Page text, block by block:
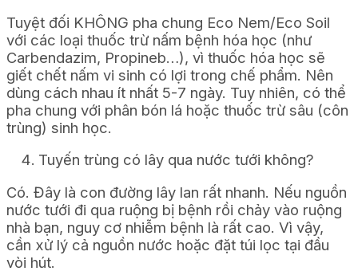
Tuyệt đối KHÔNG pha chung Eco Nem/Eco Soil
với các loại thuốc trừ nấm bệnh hóa học (như
Carbendazim, Propineb…), vì thuốc hóa học sẽ
giết chết nấm vi sinh có lợi trong chế phẩm. Nên
dùng cách nhau ít nhất 5-7 ngày. Tuy nhiên, có thể
pha chung với phân bón lá hoặc thuốc trừ sâu (côn
trùng) sinh học.
Tuyến trùng có lây qua nước tưới không?
Có. Đây là con đường lây lan rất nhanh. Nếu nguồn
nước tưới đi qua ruộng bị bệnh rồi chảy vào ruộng
nhà bạn, nguy cơ nhiễm bệnh là rất cao. Vì vậy,
cần xử lý cả nguồn nước hoặc đặt túi lọc tại đầu
vòi hút.